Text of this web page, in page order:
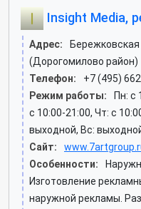
Insight Media,
Адрес:
(Дорогомилово район)
Телефон:
+7 (495)
Режим работы:
Пн: c
c 10:00-21:00, Чт: c
выходной, Вс:
Сайт:
Особенности:
Изготовление
наружной рекламы.